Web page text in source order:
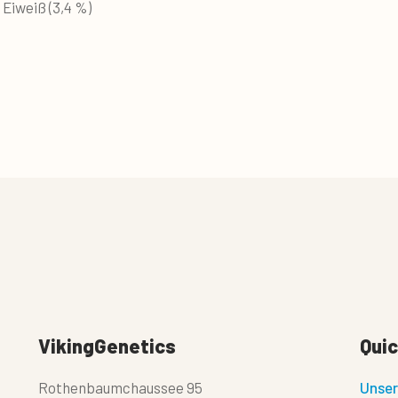
(3,4 %)
VikingGenetics
Rothenbaumchaussee 95